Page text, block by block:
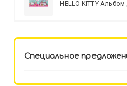
HELLO KITTY
Специальное